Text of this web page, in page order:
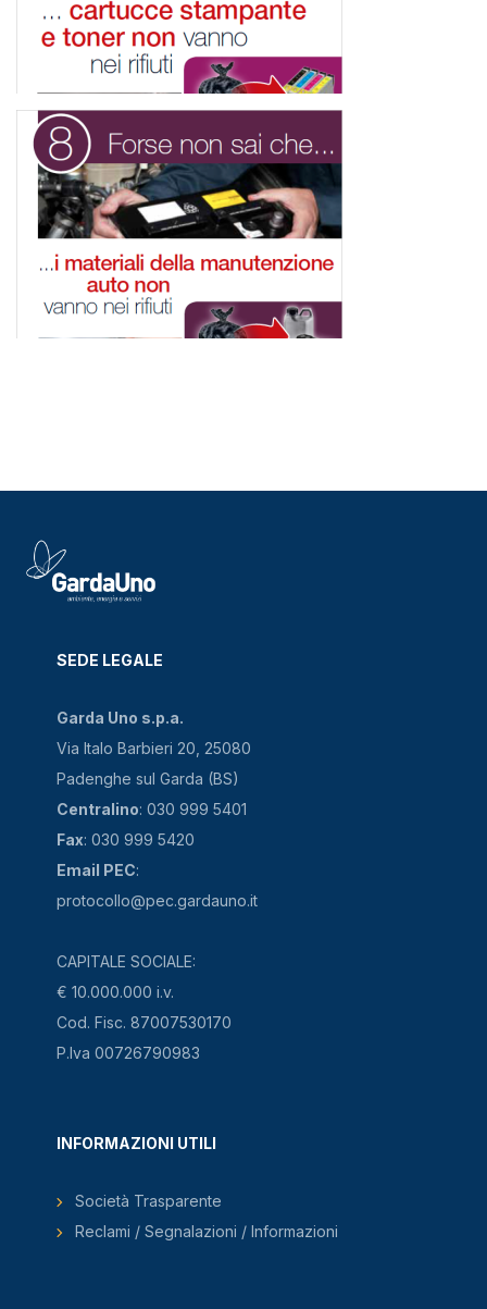
SEDE LEGALE
Garda Uno s.p.a.
Via Italo Barbieri 20, 25080
Padenghe sul Garda (BS)
Centralino: 030 999 5401
Fax: 030 999 5420
Email PEC:
protocollo@pec.gardauno.it
CAPITALE SOCIALE:
€ 10.000.000 i.v.
Cod. Fisc. 87007530170
P.Iva 00726790983
INFORMAZIONI UTILI
Società Trasparente
Reclami / Segnalazioni / Informazioni